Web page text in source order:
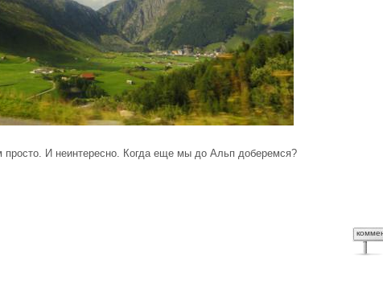
просто. И неинтересно. Когда еще мы до Альп доберемся?